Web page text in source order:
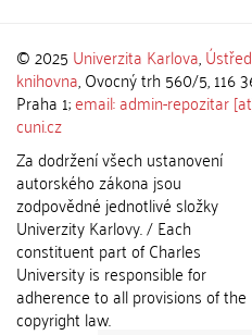
© 2025 Univerzita Karlova,
knihovna, Ovocný trh 560/5, 116
Praha 1;email: admin-repozitar
cuni.cz
Za dodržení všech ustanovení
autorského zákona jsou
zodpovědné jednotlivé složky
Univerzity Karlovy. / Each
constituent part of Charles
University is responsible for
adherence to all provisions of the
copyright law.